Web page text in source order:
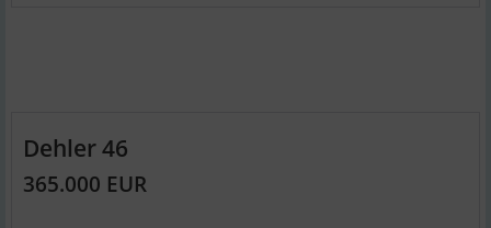
Dehler 46
365.000 EUR